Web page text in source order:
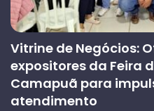
Vitrine de Negócios:
expositores da Feira
Camapuã para
atendimento